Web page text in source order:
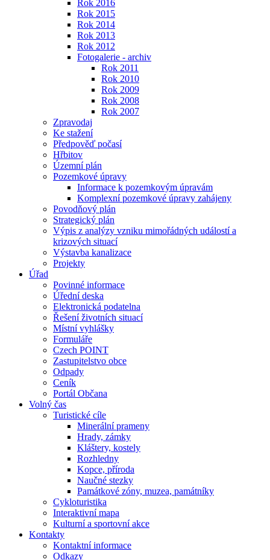
Rok 2016
Rok 2015
Rok 2014
Rok 2013
Rok 2012
Fotogalerie - archiv
Rok 2011
Rok 2010
Rok 2009
Rok 2008
Rok 2007
Zpravodaj
Ke stažení
Předpověď počasí
Hřbitov
Územní plán
Pozemkové úpravy
Informace k pozemkovým úpravám
Komplexní pozemkové úpravy zahájeny
Povodňový plán
Strategický plán
Výpis z analýzy vzniku mimořádných událostí a
krizových situací
Výstavba kanalizace
Projekty
Úřad
Povinné informace
Úřední deska
Elektronická podatelna
Řešení životních situací
Místní vyhlášky
Formuláře
Czech POINT
Zastupitelstvo obce
Odpady
Ceník
Portál Občana
Volný čas
Turistické cíle
Minerální prameny
Hrady, zámky
Kláštery, kostely
Rozhledny
Kopce, příroda
Naučné stezky
Památkové zóny, muzea, památníky
Cykloturistika
Interaktivní mapa
Kulturní a sportovní akce
Kontakty
Kontaktní informace
Odkazy